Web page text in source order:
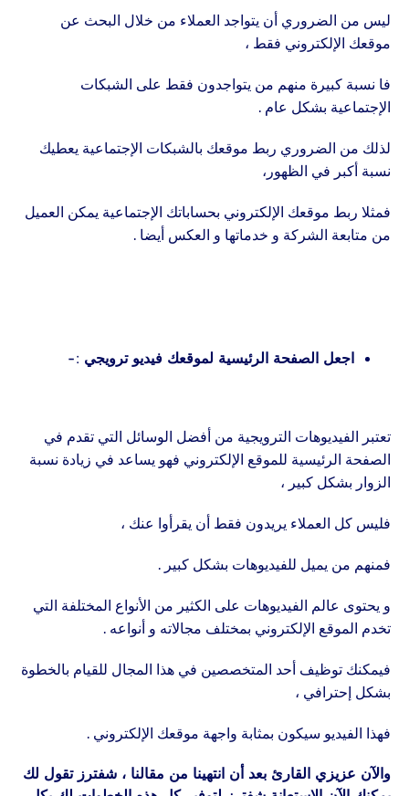
ليس من الضروري أن يتواجد العملاء من خلال البحث عن
موقعك الإلكتروني فقط ،
فا نسبة كبيرة منهم من يتواجدون فقط على الشبكات
الإجتماعية بشكل عام .
لذلك من الضروري ربط موقعك بالشبكات الإجتماعية يعطيك
نسبة أكبر في الظهور،
فمثلا ربط موقعك الإلكتروني بحساباتك الإجتماعية يمكن العميل
من متابعة الشركة و خدماتها و العكس أيضا .
اجعل الصفحة الرئيسية لموقعك فيديو ترويجي :-
تعتبر الفيديوهات الترويجية من أفضل الوسائل التي تقدم في
الصفحة الرئيسية للموقع الإلكتروني فهو يساعد في زيادة نسبة
الزوار بشكل كبير ،
فليس كل العملاء يريدون فقط أن يقرأوا عنك ،
فمنهم من يميل للفيديوهات بشكل كبير .
و يحتوى عالم الفيديوهات على الكثير من الأنواع المختلفة التي
تخدم الموقع الإلكتروني بمختلف مجالاته و أنواعه .
فيمكنك توظيف أحد المتخصصين في هذا المجال للقيام بالخطوة
بشكل إحترافي ،
فهذا الفيديو سيكون بمثابة واجهة موقعك الإلكتروني .
والآن عزيزي القارئ بعد أن انتهينا من مقالنا ، شفترز تقول لك